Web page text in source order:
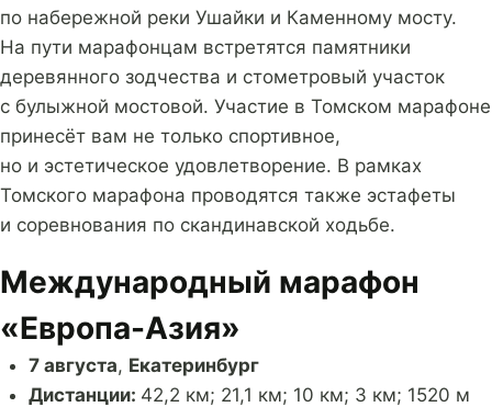
по набережной реки Ушайки и Каменному мосту.
На пути марафонцам встретятся памятники
деревянного зодчества и стометровый участок
с булыжной мостовой. Участие в Томском марафоне
принесёт вам не только спортивное,
но и эстетическое удовлетворение. В рамках
Томского марафона проводятся также эстафеты
и соревнования по скандинавской ходьбе.
Международный марафон
«Европа-Азия»
7 августа, Екатеринбург
Дистанции: 42,2 км; 21,1 км; 10 км; 3 км; 1520 м